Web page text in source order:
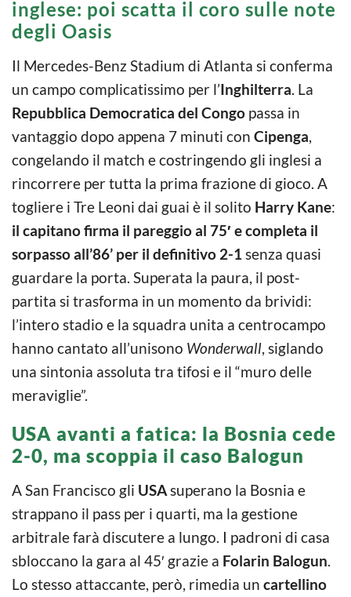
inglese: poi scatta il coro sulle note
degli Oasis
Il Mercedes-Benz Stadium di Atlanta si conferma
un campo complicatissimo per l’Inghilterra. La
Repubblica Democratica del Congo passa in
vantaggio dopo appena 7 minuti con Cipenga,
congelando il match e costringendo gli inglesi a
rincorrere per tutta la prima frazione di gioco. A
togliere i Tre Leoni dai guai è il solito Harry Kane:
il capitano firma il pareggio al 75′ e completa il
sorpasso all’86’ per il definitivo 2-1senza quasi
guardare la porta. Superata la paura, il post-
partita si trasforma in un momento da brividi:
l’intero stadio e la squadra unita a centrocampo
hanno cantato all’unisono Wonderwall, siglando
una sintonia assoluta tra tifosi e il “muro delle
meraviglie”.
USA avanti a fatica: la Bosnia cede
2-0, ma scoppia il caso Balogun
A San Francisco gli USAsuperano la Bosnia e
strappano il pass per i quarti, ma la gestione
arbitrale farà discutere a lungo. I padroni di casa
sbloccano la gara al 45′ grazie a Folarin Balogun.
Lo stesso attaccante, però, rimedia un cartellino